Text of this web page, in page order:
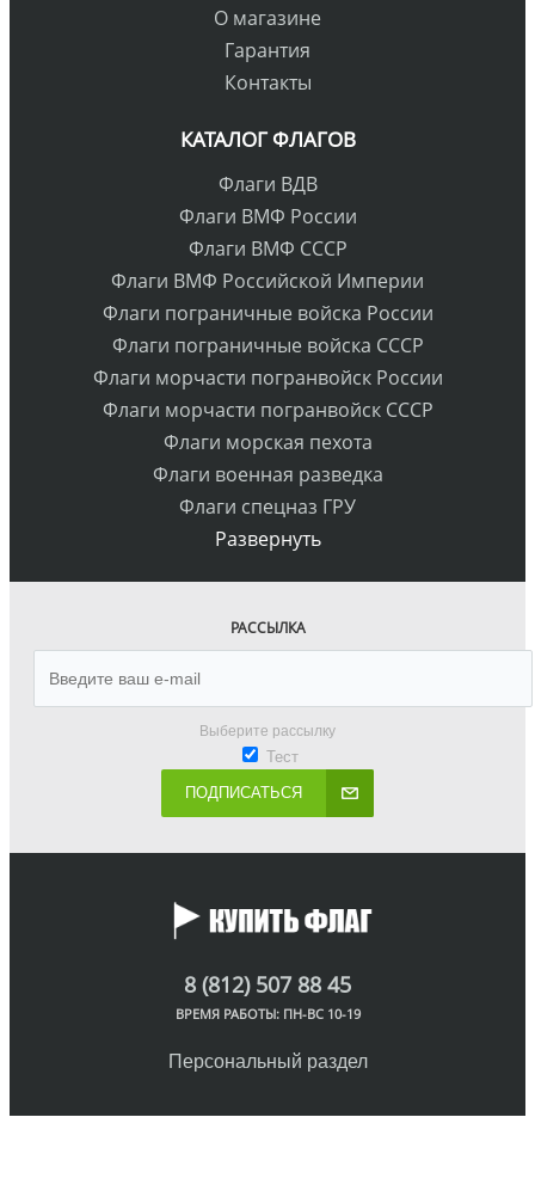
О магазине
Гарантия
Контакты
КАТАЛОГ ФЛАГОВ
Флаги ВДВ
Флаги ВМФ России
Флаги ВМФ СССР
Флаги ВМФ Российской Империи
Флаги пограничные войска России
Флаги пограничные войска СССР
Флаги морчасти погранвойск России
Флаги морчасти погранвойск СССР
Флаги морская пехота
Флаги военная разведка
Флаги спецназ ГРУ
Развернуть
РАССЫЛКА
Выберите рассылку
Тест
ПОДПИСАТЬСЯ
8 (812) 507 88 45
ВРЕМЯ РАБОТЫ: ПН-ВС 10-19
Персональный раздел